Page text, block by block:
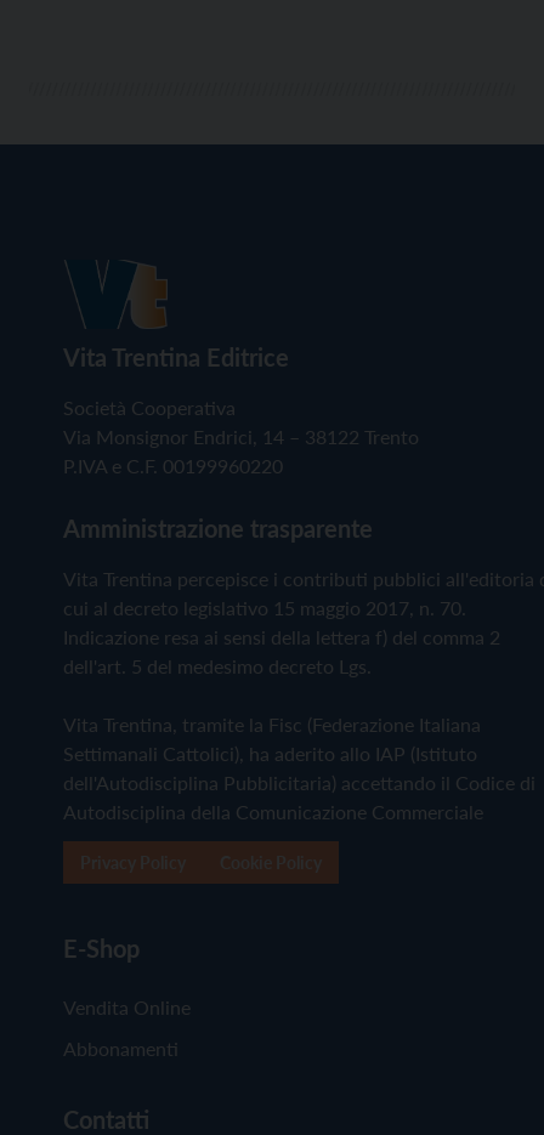
Vita Trentina Editrice
Società Cooperativa
Via Monsignor Endrici, 14 – 38122 Trento
P.IVA e C.F. 00199960220
Amministrazione trasparente
Vita Trentina percepisce i contributi pubblici all'editoria
cui al decreto legislativo 15 maggio 2017, n. 70.
Indicazione resa ai sensi della lettera f) del comma 2
dell'art. 5 del medesimo decreto Lgs.
Vita Trentina, tramite la Fisc (Federazione Italiana
Settimanali Cattolici), ha aderito allo IAP (Istituto
dell'Autodisciplina Pubblicitaria) accettando il Codice di
Autodisciplina della Comunicazione Commerciale
E-Shop
Vendita Online
Abbonamenti
Contatti